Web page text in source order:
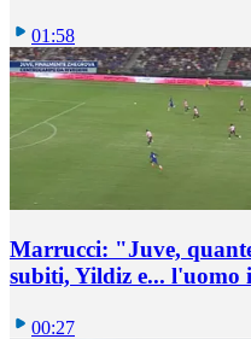
01:58
Marrucci: "Juve,
subiti, Yildiz e... l'uomo
00:27